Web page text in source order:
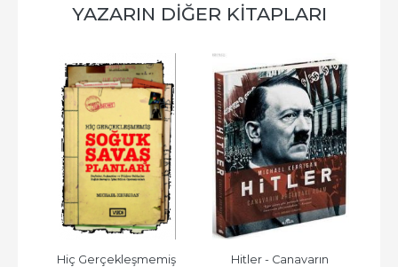
YAZARIN DIĞER KITAPLARI
Hiç Gerçekleşmemiş
Hitler - Canavarın